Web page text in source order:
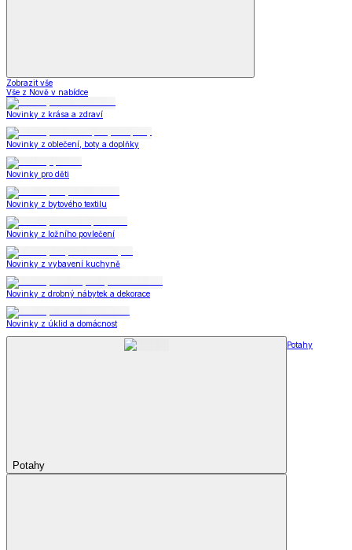
Zobrazit vše
Vše z Nově v nabídce
Novinky z krása a zdraví
Novinky z oblečení, boty a doplňky
Novinky pro děti
Novinky z bytového textilu
Novinky z ložního povlečení
Novinky z vybavení kuchyně
Novinky z drobný nábytek a dekorace
Novinky z úklid a domácnost
Potahy
Potahy